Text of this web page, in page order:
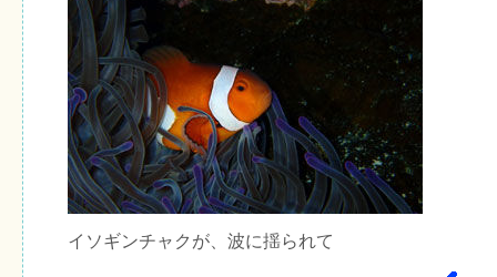
イソギンチャクが、波に揺られて